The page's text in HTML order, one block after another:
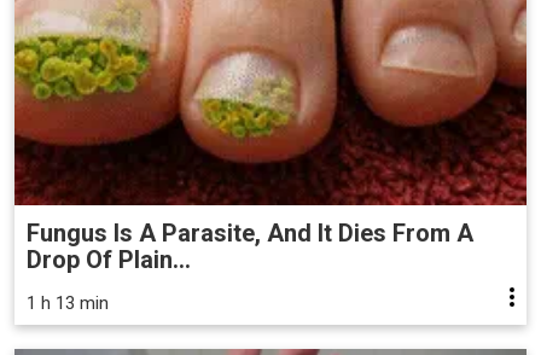
Fungus Is A Parasite, And It Dies From A
Drop Of Plain...
1 h 13 min